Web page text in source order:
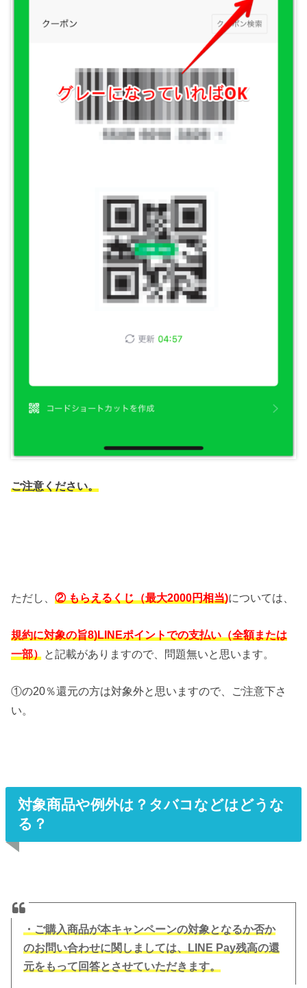
ご注意ください。
ただし、② もらえるくじ（最大2000円相当)については、
規約に対象の旨8)LINEポイントでの支払い（全額または
一部） と記載がありますので、問題無いと思います。
①の20％還元の方は対象外と思いますので、ご注意下さ
い。
対象商品や例外は？タバコなどはどうな
る？
・ご購入商品が本キャンペーンの対象となるか否か
のお問い合わせに関しましては、LINE Pay残高の還
元をもって回答とさせていただきます。